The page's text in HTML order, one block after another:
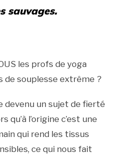
sauvages.
les profs de yoga
souplesse extrême ?
devenu un sujet de fierté
qu’à l’origine c’est une
qui rend les tissus
ce qui nous fait